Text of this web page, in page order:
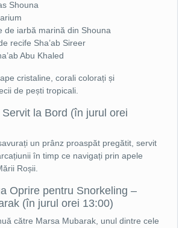
Shouna
de iarbă marină din Shouna
recife Sha’ab Sireer
Abu Khaled
cristaline, corali colorați și
de pești tropicali.
la Bord (în jurul orei
un prânz proaspăt pregătit, servit
în timp ce navigați prin apele
Roșii.
Oprire pentru Snorkeling –
(în jurul orei 13:00)
către Marsa Mubarak, unul dintre cele